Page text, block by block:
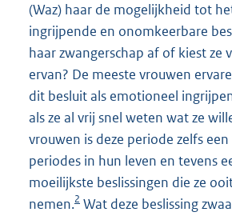
(Waz) haar de mogelijkheid tot
ingrijpende en onomkeerbare
haar zwangerschap af of kiest ze
ervan? De meeste vrouwen
dit besluit als emotioneel
als ze al vrij snel weten wat ze
vrouwen is deze periode zelfs
periodes in hun leven en tevens
moeilijkste beslissingen die ze
nemen.2 Wat deze beslissing